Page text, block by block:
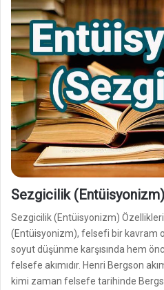
Sezgicilik (Entüisyonizm)
Sezgicilik (Entüisyonizm)
(Entüisyonizm), felsefi bir kavram
soyut düşünme karşısında hem
felsefe akımıdır. Henri Bergson
kimi zaman felsefe tarihinde